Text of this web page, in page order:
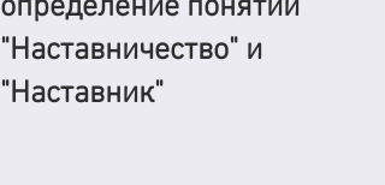
определение понятий
"Наставничество" и
"Наставник"